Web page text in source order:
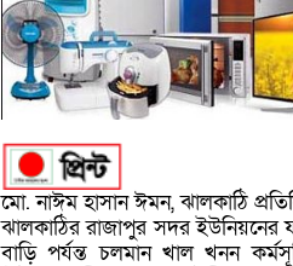
‎মো. নাঈম হাসান ঈমন, ঝালকাঠি
ঝালকাঠির রাজাপুর সদর ইউনিয়নের
বাড়ি পর্যন্ত চলমান খাল খনন